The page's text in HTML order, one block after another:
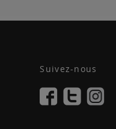
Suivez-nous